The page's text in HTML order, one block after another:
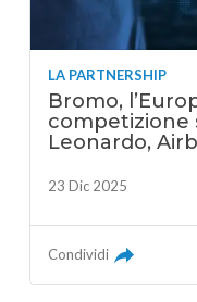
LA PARTNERSHIP
Bromo,
competizione
Leonardo,
23 Dic 2025
Condividi